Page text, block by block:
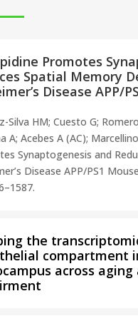
Promotes
Spatial Memory
Disease APP/
Silva HM; Cuesto G;
A; Acebes A (AC);
Synaptogenesis and
Disease APP/PS1
the
compartment
across